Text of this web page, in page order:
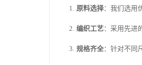
1. 原料选择：我们选用
2. 编织工艺：采用先进
3. 规格齐全：针对不同